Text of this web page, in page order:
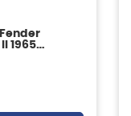
1965